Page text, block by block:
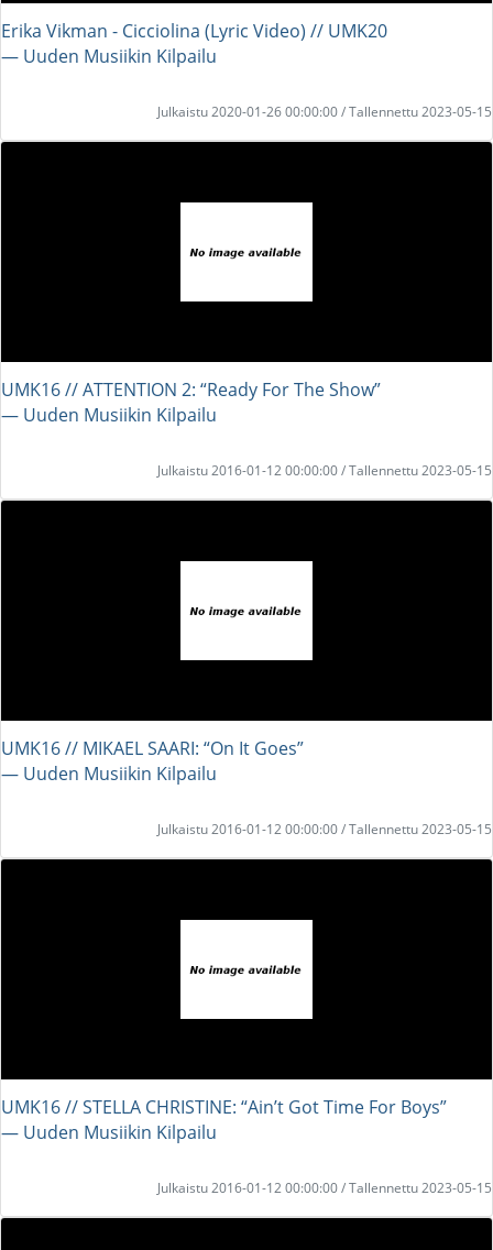
Erika Vikman - Cicciolina (Lyric Video) // UMK20
― Uuden Musiikin Kilpailu
Julkaistu 2020-01-26 00:00:00 / Tallennettu 2023-05-15
UMK16 // ATTENTION 2: “Ready For The Show”
― Uuden Musiikin Kilpailu
Julkaistu 2016-01-12 00:00:00 / Tallennettu 2023-05-15
UMK16 // MIKAEL SAARI: “On It Goes”
― Uuden Musiikin Kilpailu
Julkaistu 2016-01-12 00:00:00 / Tallennettu 2023-05-15
UMK16 // STELLA CHRISTINE: “Ain’t Got Time For Boys”
― Uuden Musiikin Kilpailu
Julkaistu 2016-01-12 00:00:00 / Tallennettu 2023-05-15